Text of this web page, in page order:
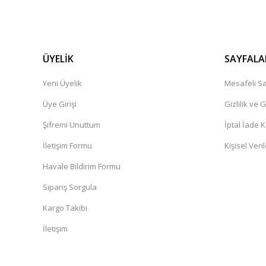
ÜYELİK
Yeni Üyelik
Üye Girişi
Şifremi Unuttum
İletişim Formu
Havale Bildirim Formu
Sipariş Sorgula
Kargo Takibi
İletişim
Mesafeli
Gizlilik ve
İptal İade
Kişisel